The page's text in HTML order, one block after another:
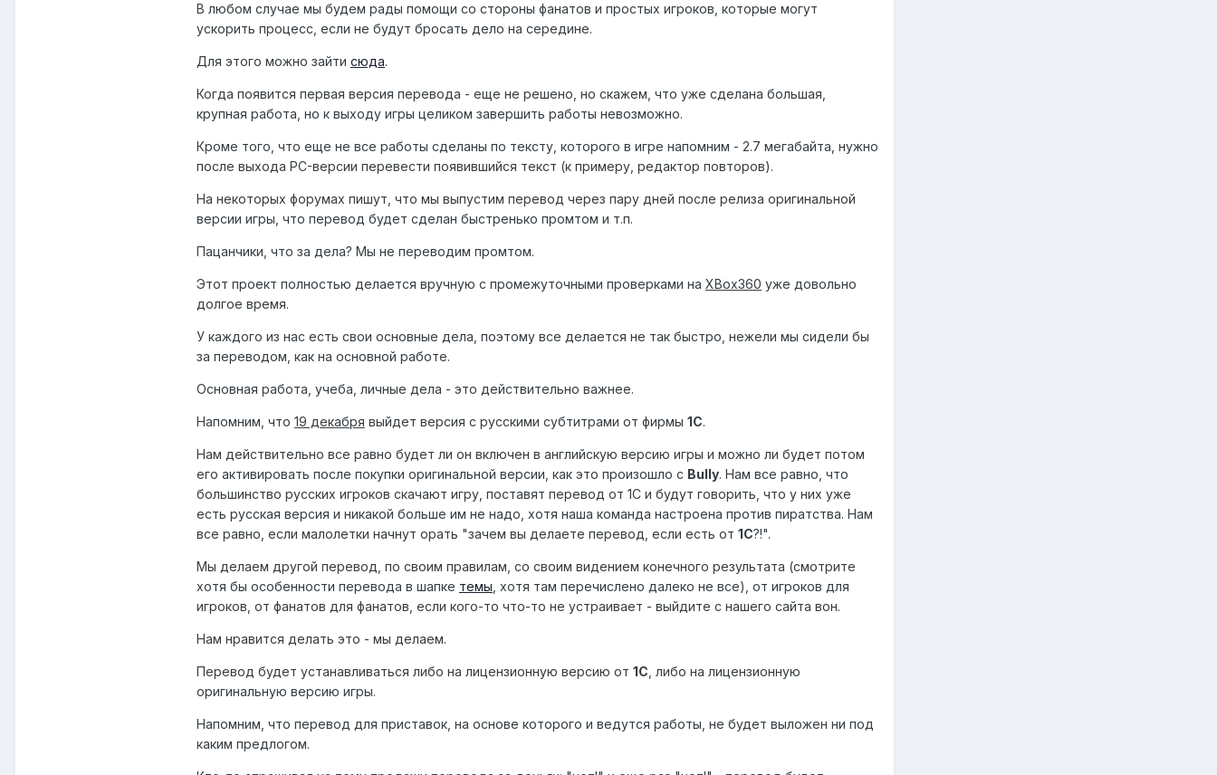
В любом случае мы будем рады помощи со стороны фанатов и простых игроков, которые могут
ускорить процесс, если не будут бросать дело на середине.
Для этого можно зайти сюда.
Когда появится первая версия перевода - еще не решено, но скажем, что уже сделана большая,
крупная работа, но к выходу игры целиком завершить работы невозможно.
Кроме того, что еще не все работы сделаны по тексту, которого в игре напомним - 2.7 мегабайта, нужно
после выхода PC-версии перевести появившийся текст (к примеру, редактор повторов).
На некоторых форумах пишут, что мы выпустим перевод через пару дней после релиза оригинальной
версии игры, что перевод будет сделан быстренько промтом и т.п.
Пацанчики, что за дела? Мы не переводим промтом.
Этот проект полностью делается вручную с промежуточными проверками на XBox360 уже довольно
долгое время.
У каждого из нас есть свои основные дела, поэтому все делается не так быстро, нежели мы сидели бы
за переводом, как на основной работе.
Основная работа, учеба, личные дела - это действительно важнее.
Напомним, что 19 декабря выйдет версия с русскими субтитрами от фирмы 1С.
Нам действительно все равно будет ли он включен в английскую версию игры и можно ли будет потом
его активировать после покупки оригинальной версии, как это произошло с Bully. Нам все равно, что
большинство русских игроков скачают игру, поставят перевод от 1С и будут говорить, что у них уже
есть русская версия и никакой больше им не надо, хотя наша команда настроена против пиратства. Нам
все равно, если малолетки начнут орать "зачем вы делаете перевод, если есть от 1С?!".
Мы делаем другой перевод, по своим правилам, со своим видением конечного результата (смотрите
хотя бы особенности перевода в шапке темы , хотя там перечислено далеко не все), от игроков для
игроков, от фанатов для фанатов, если кого-то что-то не устраивает - выйдите с нашего сайта вон.
Нам нравится делать это - мы делаем.
Перевод будет устанавливаться либо на лицензионную версию от 1С , либо на лицензионную
оригинальную версию игры.
Напомним, что перевод для приставок, на основе которого и ведутся работы, не будет выложен ни под
каким предлогом.